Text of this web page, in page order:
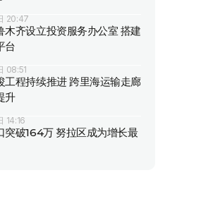
20:47
木齐设立投资服务办公室 搭建
台
08:51
工程持续推进 跨里海运输走廊
升
14:16
突破164万 努拉区成为增长最